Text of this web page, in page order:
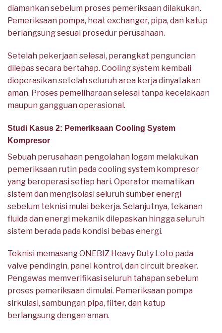
diamankan sebelum proses pemeriksaan dilakukan.
Pemeriksaan pompa, heat exchanger, pipa, dan katup
berlangsung sesuai prosedur perusahaan.
Setelah pekerjaan selesai, perangkat penguncian
dilepas secara bertahap. Cooling system kembali
dioperasikan setelah seluruh area kerja dinyatakan
aman. Proses pemeliharaan selesai tanpa kecelakaan
maupun gangguan operasional.
Studi Kasus 2: Pemeriksaan Cooling System
Kompresor
Sebuah perusahaan pengolahan logam melakukan
pemeriksaan rutin pada cooling system kompresor
yang beroperasi setiap hari. Operator mematikan
sistem dan mengisolasi seluruh sumber energi
sebelum teknisi mulai bekerja. Selanjutnya, tekanan
fluida dan energi mekanik dilepaskan hingga seluruh
sistem berada pada kondisi bebas energi.
Teknisi memasang ONEBIZ Heavy Duty Loto pada
valve pendingin, panel kontrol, dan circuit breaker.
Pengawas memverifikasi seluruh tahapan sebelum
proses pemeriksaan dimulai. Pemeriksaan pompa
sirkulasi, sambungan pipa, filter, dan katup
berlangsung dengan aman.